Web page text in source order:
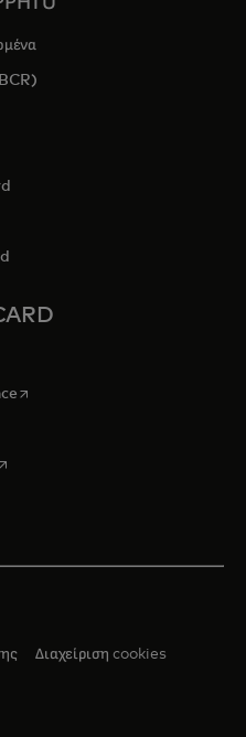
new tab
opens in a new tab
a new tab
in a new tab
in a new tab
Διαχείριση cookies